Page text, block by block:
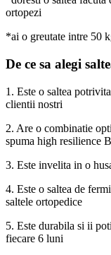
ortopezi
*ai o greutate intre 50
De ce sa alegi
1. Este o saltea
clientii nostri
2. Are o combinatie
spuma high resilience
3. Este invelita in o
4. Este o saltea de
saltele ortopedice
5. Este durabila si ii
fiecare 6 luni